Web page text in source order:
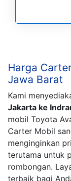
Harga
Jawa Barat
Kami
Jakarta ke
mobil Toyota
Carter Mobil
menginginkan
terutama untuk
rombongan.
terbaik bagi